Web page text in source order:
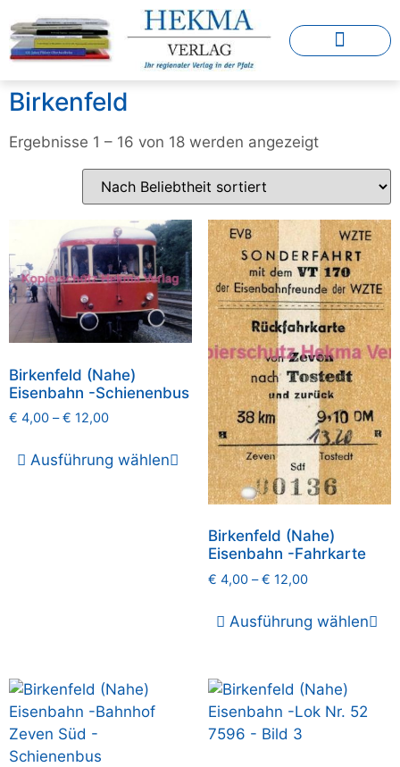
Birkenfeld
Ergebnisse 1 – 16 von 18 werden angezeigt
Birkenfeld (Nahe)
Eisenbahn -Schienenbus
€ 4,00 –€ 12,00
Ausführung wählen
Birkenfeld (Nahe)
Eisenbahn -Fahrkarte
€ 4,00–€ 12,00
Ausführung wählen